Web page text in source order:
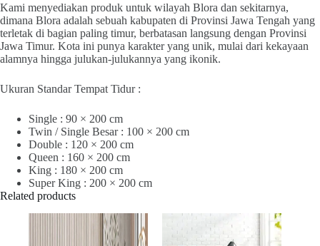
Kami menyediakan produk untuk wilayah Blora dan sekitarnya,
dimana Blora adalah sebuah kabupaten di Provinsi Jawa Tengah yang
terletak di bagian paling timur, berbatasan langsung dengan Provinsi
Jawa Timur. Kota ini punya karakter yang unik, mulai dari kekayaan
alamnya hingga julukan-julukannya yang ikonik.
Ukuran Standar Tempat Tidur :
Single : 90 × 200 cm
Twin / Single Besar : 100 × 200 cm
Double : 120 × 200 cm
Queen : 160 × 200 cm
King : 180 × 200 cm
Super King : 200 × 200 cm
Related products